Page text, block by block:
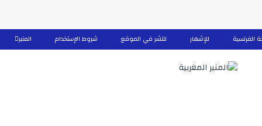
المنبر شروط الإستخدام للنشر في الموقع للإشهار الفرنسية